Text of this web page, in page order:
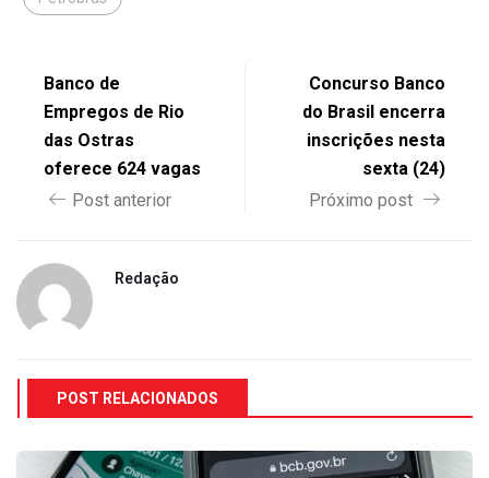
Banco de
Empregos de Rio
das Ostras
oferece 624 vagas
Post anterior
Concurso Banco
do Brasil encerra
inscrições nesta
sexta (24)
Próximo post
Redação
POST RELACIONADOS